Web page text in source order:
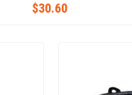
$30.60